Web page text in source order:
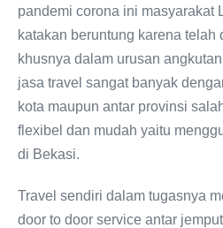
pandemi corona ini masyarakat
katakan beruntung karena telah
khusnya dalam urusan
jasa travel sangat banyak
kota maupun antar provinsi
flexibel dan mudah yaitu
di Bekasi.
Travel sendiri dalam tugasnya
door to door service antar